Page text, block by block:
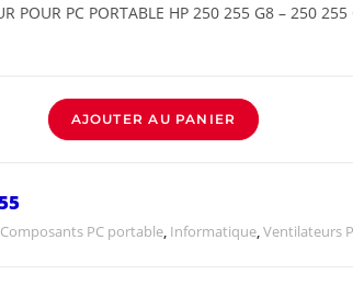
POUR PC PORTABLE HP 250 255 G8 – 250
AJOUTER AU PANIER
Composants PC portable, Informatique,Ventilateurs